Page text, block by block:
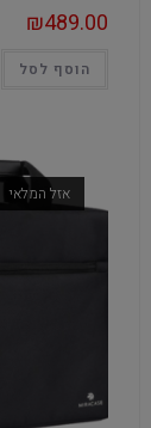
₪489.00
הוסף לסל
אזל המלאי